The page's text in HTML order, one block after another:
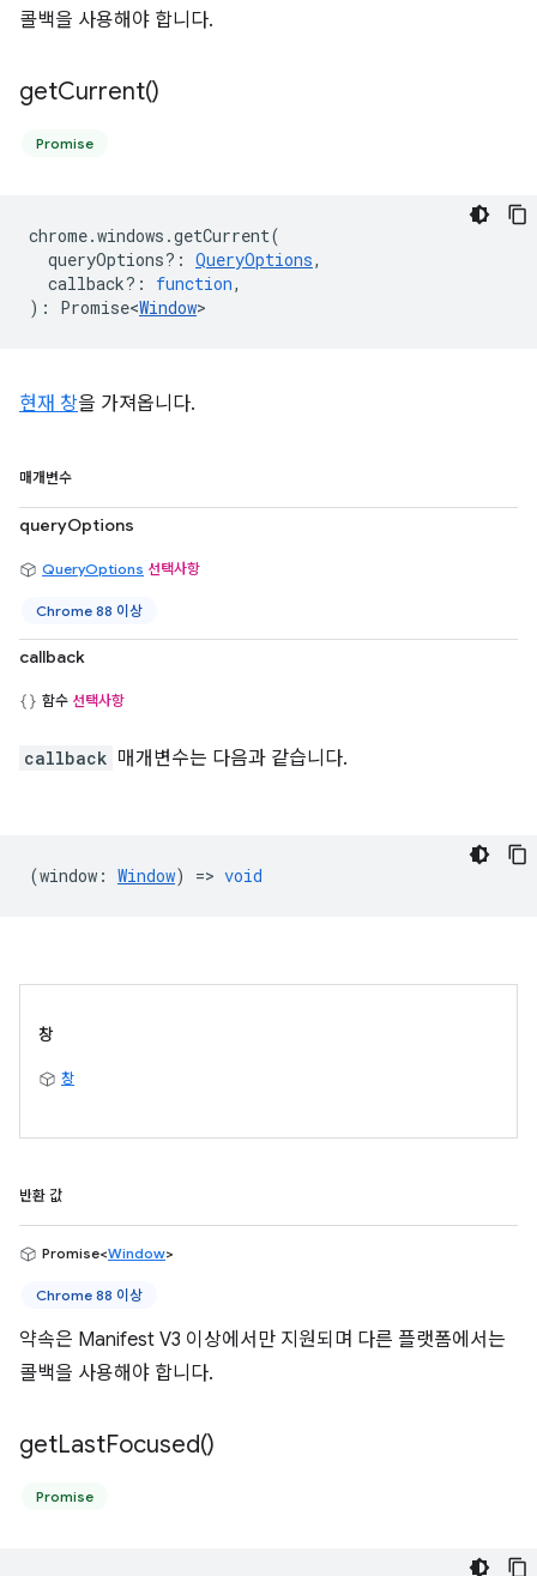
콜백을 사용해야 합니다.
getCurrent()
Promise
chrome.windows .getCurrent(
queryOptions? : QueryOptions,
callback? : function,
) : Promise<Window>
현재 창을 가져옵니다.
매개변수
queryOptions
QueryOptions 선택사항
Chrome 88 이상
callback
함수 선택사항
callback 매개변수는 다음과 같습니다.
(window : Window) => void
창
창
반환 값
Promise<Window>
Chrome 88 이상
약속은 Manifest V3 이상에서만 지원되며 다른 플랫폼에서는
콜백을 사용해야 합니다.
getLastFocused()
Promise